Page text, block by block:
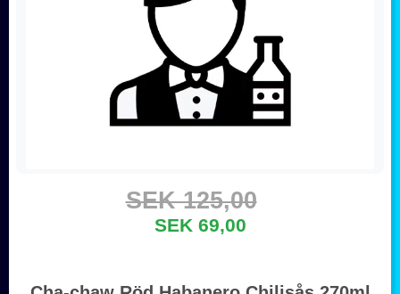
SEK 125,00
SEK 69,00